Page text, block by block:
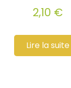
2,10 €
Lire la suite